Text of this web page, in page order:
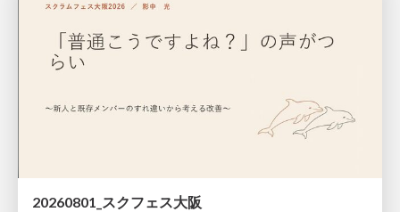
20260801_スクフェス大阪